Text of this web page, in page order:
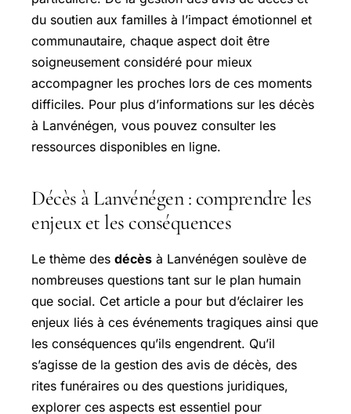
du soutien aux familles à l’impact émotionnel et
communautaire, chaque aspect doit être
soigneusement considéré pour mieux
accompagner les proches lors de ces moments
difficiles. Pour plus d’informations sur les décès
à Lanvénégen, vous pouvez consulter les
ressources disponibles en ligne.
Décès à Lanvénégen : comprendre les
enjeux et les conséquences
Le thème des décès à Lanvénégen soulève de
nombreuses questions tant sur le plan humain
que social. Cet article a pour but d’éclairer les
enjeux liés à ces événements tragiques ainsi que
les conséquences qu’ils engendrent. Qu’il
s’agisse de la gestion des avis de décès, des
rites funéraires ou des questions juridiques,
explorer ces aspects est essentiel pour